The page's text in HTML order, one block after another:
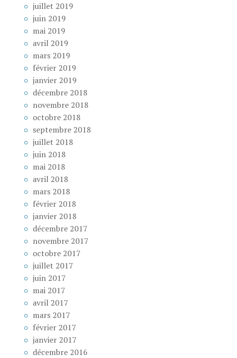
juillet 2019
juin 2019
mai 2019
avril 2019
mars 2019
février 2019
janvier 2019
décembre 2018
novembre 2018
octobre 2018
septembre 2018
juillet 2018
juin 2018
mai 2018
avril 2018
mars 2018
février 2018
janvier 2018
décembre 2017
novembre 2017
octobre 2017
juillet 2017
juin 2017
mai 2017
avril 2017
mars 2017
février 2017
janvier 2017
décembre 2016